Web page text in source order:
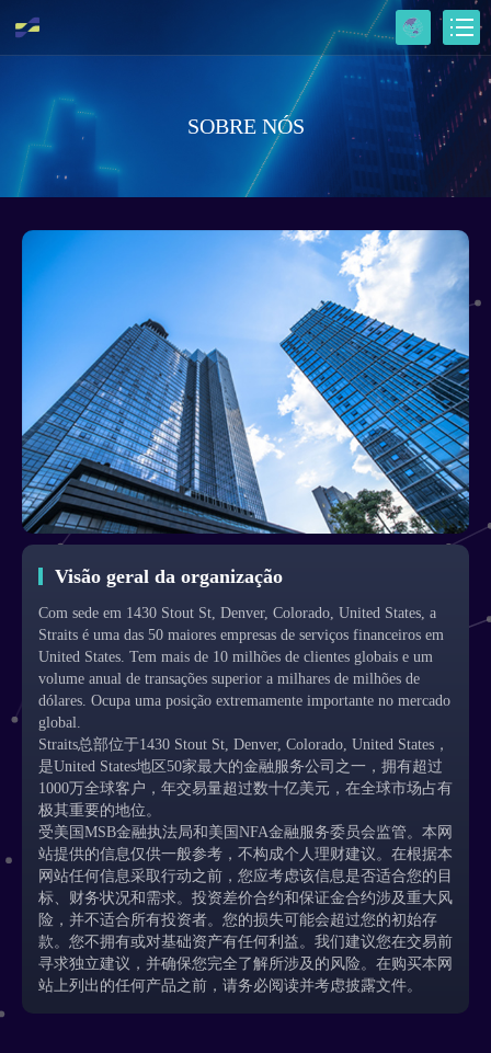
SOBRE NÓS
Visão geral da organização
Com sede em 1430 Stout St, Denver, Colorado, United States, a
Straits é uma das 50 maiores empresas de serviços financeiros em
United States. Tem mais de 10 milhões de clientes globais e um
volume anual de transações superior a milhares de milhões de
dólares. Ocupa uma posição extremamente importante no mercado
global.
Straits总部位于1430 Stout St, Denver, Colorado, United States，
是United States地区50家最大的金融服务公司之一，拥有超过
1000万全球客户，年交易量超过数十亿美元，在全球市场占有
极其重要的地位。
受美国MSB金融执法局和美国NFA金融服务委员会监管。本网
站提供的信息仅供一般参考，不构成个人理财建议。在根据本
网站任何信息采取行动之前，您应考虑该信息是否适合您的目
标、财务状况和需求。投资差价合约和保证金合约涉及重大风
险，并不适合所有投资者。您的损失可能会超过您的初始存
款。您不拥有或对基础资产有任何利益。我们建议您在交易前
寻求独立建议，并确保您完全了解所涉及的风险。在购买本网
站上列出的任何产品之前，请务必阅读并考虑披露文件。